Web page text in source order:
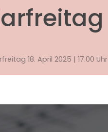
18. April 2025 | 17.00 Uhr